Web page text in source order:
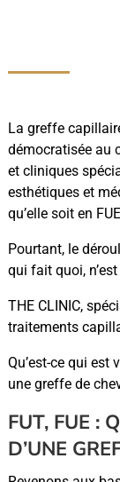
La greffe
démocratisée au
et cliniques
esthétiques et
qu’elle soit en
Pourtant, le
qui fait quoi,
THE CLINIC,
traitements
Qu’est-ce qui
une greffe de
FUT, FUE :
D’UNE